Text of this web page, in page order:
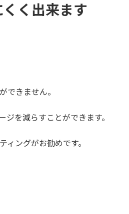
く出来ます
できません。
を減らすことができます。
ングがお勧めです。